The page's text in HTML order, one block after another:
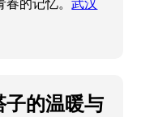
春的记忆。武汉
子的温暖与